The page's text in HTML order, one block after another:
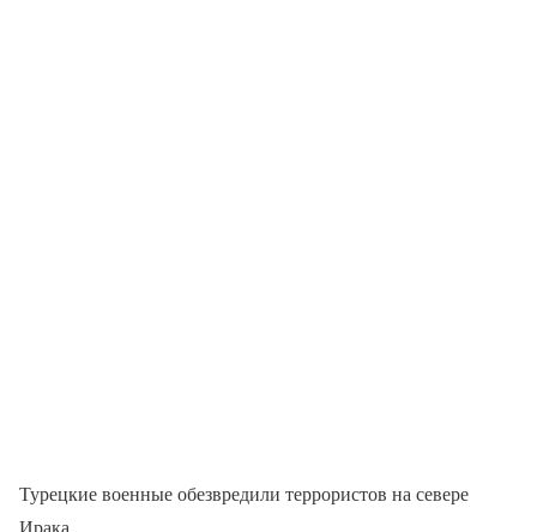
Турецкие военные обезвредили террористов на севере
Ирака